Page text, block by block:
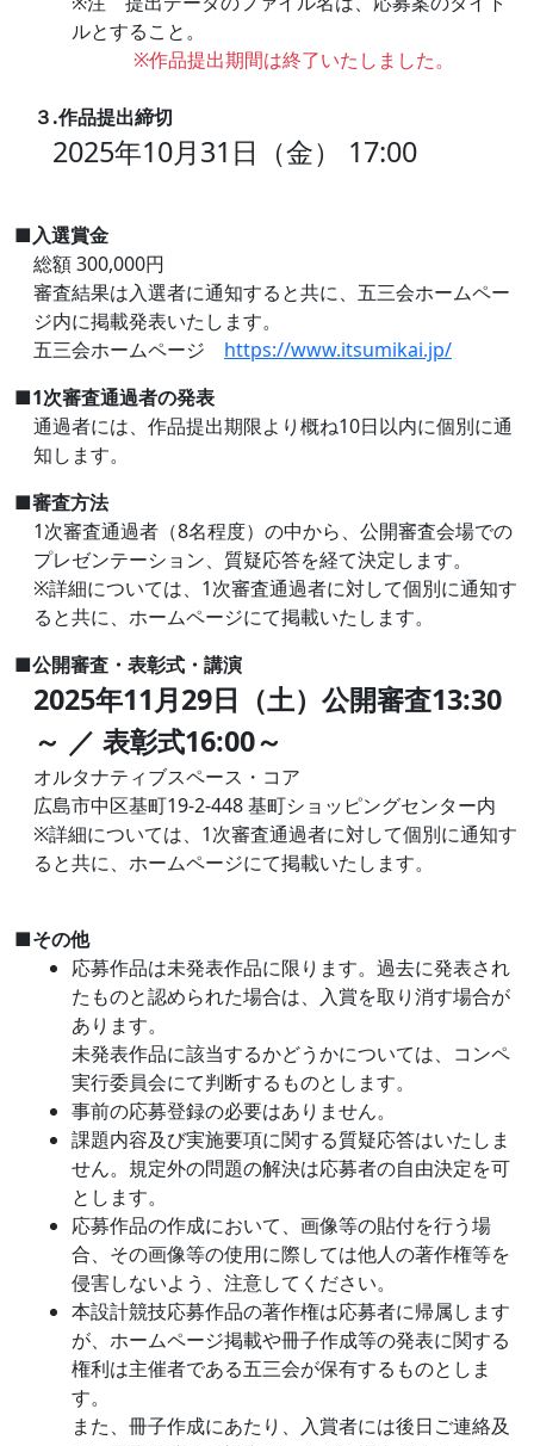
ルとすること。
※作品提出期間は終了いたしました。
３.作品提出締切
2025年10月31日（金） 17:00
■入選賞金
総額 300,000円
審査結果は入選者に通知すると共に、五三会ホームペー
ジ内に掲載発表いたします。
五三会ホームページ https://www.itsumikai.jp/
■1次審査通過者の発表
通過者には、作品提出期限より概ね10日以内に個別に通
知します。
■審査方法
1次審査通過者（8名程度）の中から、公開審査会場での
プレゼンテーション、質疑応答を経て決定します。
※詳細については、1次審査通過者に対して個別に通知す
ると共に、ホームページにて掲載いたします。
■公開審査・表彰式・講演
2025年11月29日（土）公開審査13:30
～ ／ 表彰式16:00～
オルタナティブスペース・コア
広島市中区基町19-2-448 基町ショッピングセンター内
※詳細については、1次審査通過者に対して個別に通知す
ると共に、ホームページにて掲載いたします。
■その他
応募作品は未発表作品に限ります。過去に発表され
たものと認められた場合は、入賞を取り消す場合が
あります。
未発表作品に該当するかどうかについては、コンペ
実行委員会にて判断するものとします。
事前の応募登録の必要はありません。
課題内容及び実施要項に関する質疑応答はいたしま
せん。規定外の問題の解決は応募者の自由決定を可
とします。
応募作品の作成において、画像等の貼付を行う場
合、その画像等の使用に際しては他人の著作権等を
侵害しないよう、注意してください。
本設計競技応募作品の著作権は応募者に帰属します
が、ホームページ掲載や冊子作成等の発表に関する
権利は主催者である五三会が保有するものとしま
す。
また、冊子作成にあたり、入賞者には後日ご連絡及